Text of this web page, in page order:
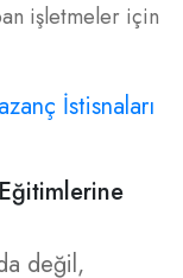
işletmeler için
İstisnaları
değil,